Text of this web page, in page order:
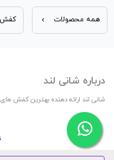
همه محصولات کفش
درباره شانی لند
شانی لند ارائه دهنده بهترین کفش